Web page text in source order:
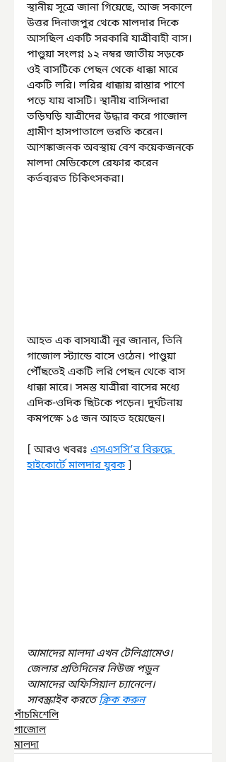
স্থানীয় সূত্রে জানা গিয়েছে, আজ সকালে
উত্তর দিনাজপুর থেকে মালদার দিকে
আসছিল একটি সরকারি যাত্রীবাহী বাস।
পাণ্ডুয়া সংলগ্ন ১২ নম্বর জাতীয় সড়কে
ওই বাসটিকে পেছন থেকে ধাক্কা মারে
একটি লরি। লরির ধাক্কায় রাস্তার পাশে
পড়ে যায় বাসটি। স্থানীয় বাসিন্দারা
তড়িঘড়ি যাত্রীদের উদ্ধার করে গাজোল
গ্রামীণ হাসপাতালে ভরতি করেন।
আশঙ্কাজনক অবস্থায় বেশ কয়েকজনকে
মালদা মেডিকেলে রেফার করেন
কর্তব্যরত চিকিৎসকরা।
আহত এক বাসযাত্রী নূর জানান, তিনি
গাজোল স্ট্যান্ডে বাসে ওঠেন। পাণ্ডুয়া
পৌঁছতেই একটি লরি পেছন থেকে বাস
ধাক্কা মারে। সমস্ত যাত্রীরা বাসের মধ্যে
এদিক-ওদিক ছিটকে পড়েন। দুর্ঘটনায়
কমপক্ষে ১৫ জন আহত হয়েছেন।
[ আরও খবরঃ এসএসসি’র বিরুদ্ধে
হাইকোর্টে মালদার যুবক ]
আমাদের মালদা এখন টেলিগ্রামেও।
জেলার প্রতিদিনের নিউজ পড়ুন
আমাদের অফিসিয়াল চ্যানেলে।
সাবস্ক্রাইব করতে ক্লিক করুন
পাঁচমিশেলি
গাজোল
মালদা